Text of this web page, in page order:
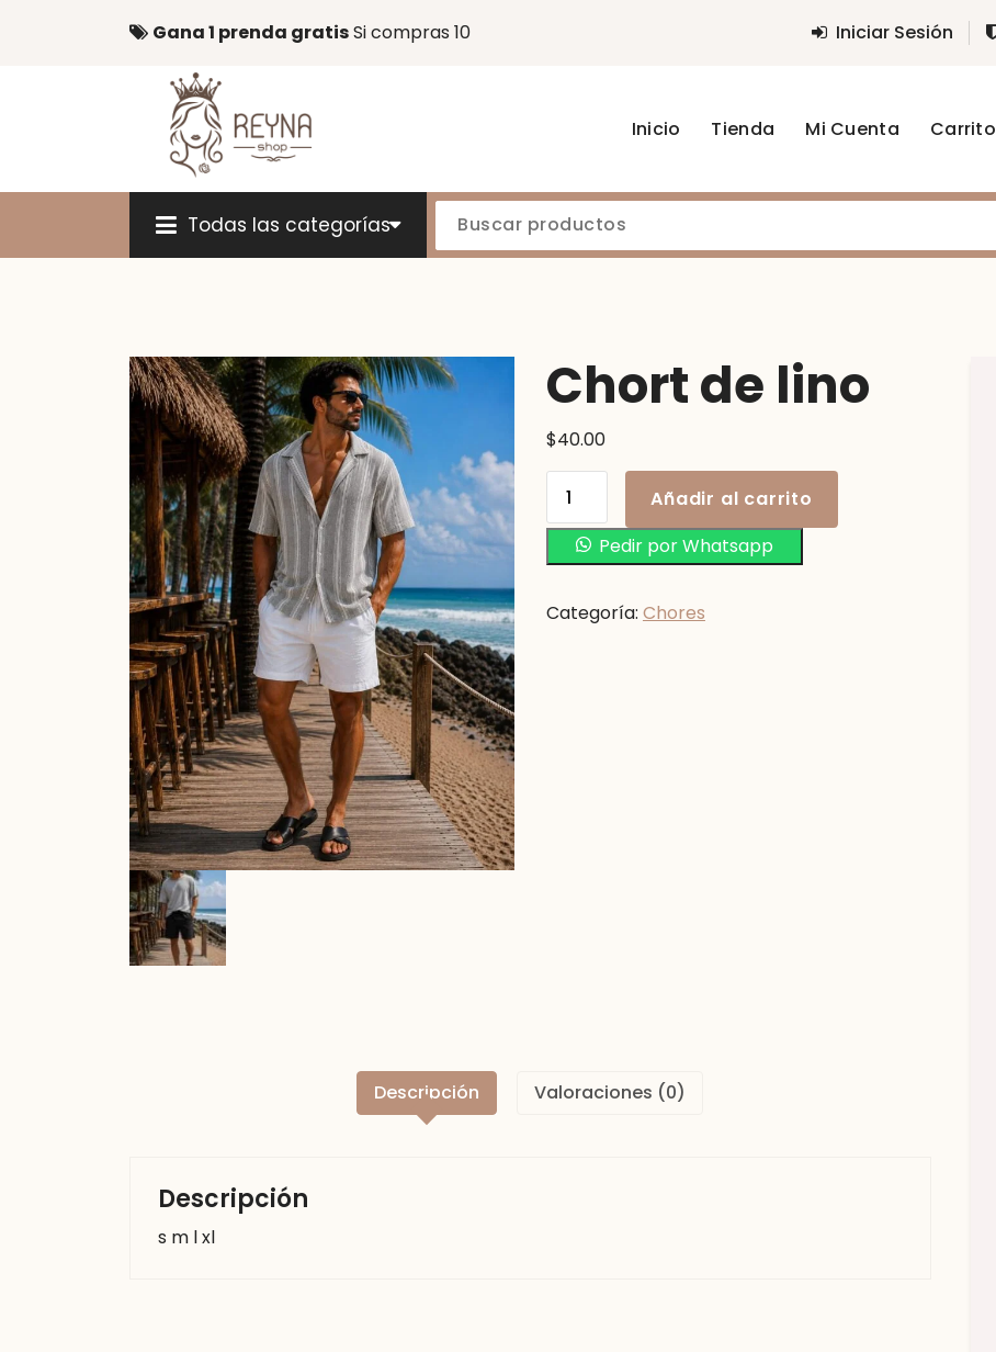
Gana 1 prenda gratisSi compras 10 Iniciar Sesión
Inicio Tienda Mi Cuenta Carrito
Todas las categorías
Chort de lino
$40.00
Añadir al carrito
Pedir por Whatsapp
Categoría: Chores
Descripción Valoraciones (0)
Descripción
s m l xl